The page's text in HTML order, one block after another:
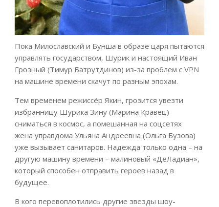
Пока Милославский и Бунша в образе царя пытаются
управлять государством, Шурик и настоящий Иван
Грозный (Тимур Батрутдинов) из-за проблем с VPN
на машине времени скачут по разным эпохам.
Тем временем режиссёр Якин, грозится увезти
избранницу Шурика Зину (Марина Кравец)
сниматься в космос, а помешанная на соцсетях
жена управдома Ульяна Андреевна (Ольга Бузова)
уже вызывает санитаров. Надежда только одна – на
другую машину времени – малиновый «ДеЛадиан»,
который способен отправить героев назад в
будущее.
В кого перевоплотились другие звезды шоу-